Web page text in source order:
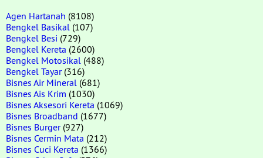
Agen Hartanah (8108)
Bengkel Basikal (107)
Bengkel Besi (729)
Bengkel Kereta (2600)
Bengkel Motosikal (488)
Bengkel Tayar(316)
Bisnes Air Mineral (681)
Bisnes Ais Krim (1030)
Bisnes Aksesori Kereta (1069)
Bisnes Broadband (1677)
Bisnes Burger(927)
Bisnes Cermin Mata (212)
Bisnes Cuci Kereta (1366)